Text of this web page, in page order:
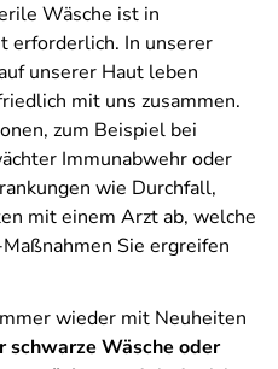
Wäsche ist in
erforderlich. In unserer
unserer Haut leben
mit uns zusammen.
zum Beispiel bei
Immunabwehr oder
wie Durchfall,
mit einem Arzt ab, welche
Sie ergreifen
wieder mit Neuheiten
Wäsche oder